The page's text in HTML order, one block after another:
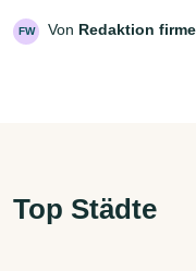
FW Von Redaktion
Top Städte